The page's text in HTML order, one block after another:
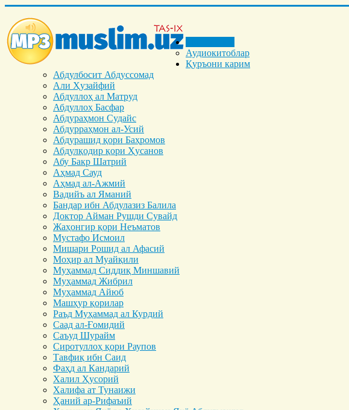
Аудиокитоблар
Қуръони карим
Абдулбосит Абдуссомад
Али Ҳузайфий
Абдуллоҳ ал Матруд
Абдуллоҳ Басфар
Абдураҳмон Судайс
Абдурраҳмон ал-Усий
Абдурашид қори Баҳромов
Абдулқодир қори Ҳусанов
Абу Бакр Шатрий
Аҳмад Сауд
Аҳмад ал-Ажмий
Вадийъ ал Яманий
Бандар ибн Абдулазиз Балила
Доктор Айман Рушди Сувайд
Жаҳонгир қори Неъматов
Мустафо Исмоил
Мишари Рошид ал Афасий
Моҳир ал Муайқили
Муҳаммад Cиддиқ Миншавий
Муҳаммад Жибрил
Муҳаммад Айюб
Машҳур қорилар
Раъд Муҳаммад ал Курдий
Саад ал-Ғомидий
Саъуд Шурайм
Сиротуллоҳ қори Раупов
Тавфиқ ибн Саид
Фаҳд ал Кандарий
Халил Ҳусорий
Халифа ат Тунаижи
Ҳаний ар-Рифаъий